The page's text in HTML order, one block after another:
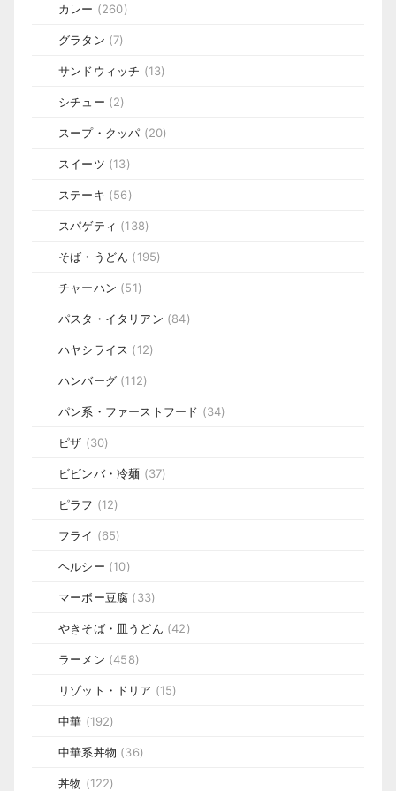
カレー (260)
グラタン (7)
サンドウィッチ (13)
シチュー (2)
スープ・クッパ (20)
スイーツ (13)
ステーキ (56)
スパゲティ (138)
そば・うどん (195)
チャーハン (51)
パスタ・イタリアン (84)
ハヤシライス (12)
ハンバーグ (112)
パン系・ファーストフード (34)
ピザ (30)
ビビンバ・冷麺 (37)
ピラフ (12)
フライ (65)
ヘルシー (10)
マーボー豆腐 (33)
やきそば・皿うどん (42)
ラーメン (458)
リゾット・ドリア (15)
中華 (192)
中華系丼物 (36)
丼物 (122)